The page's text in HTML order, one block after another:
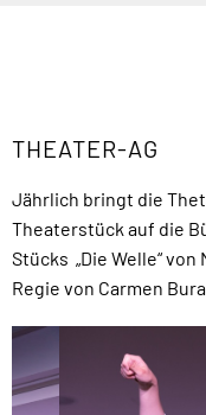
THEATER-AG
Jährlich bringt die
Theaterstück auf die
Stücks „Die Welle“
Regie von Carmen